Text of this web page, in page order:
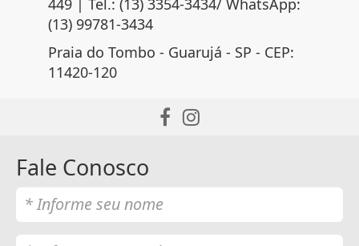
449 | Tel.: (13) 3354-3434/ WhatsApp:
(13) 99781-3434
Praia do Tombo - Guarujá - SP - CEP:
11420-120
Fale Conosco